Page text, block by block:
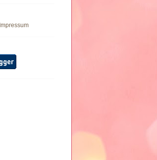
Impressum